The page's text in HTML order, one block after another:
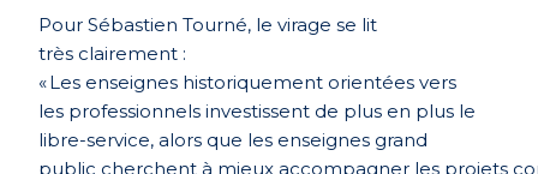
Pour Sébastien Tourné, le virage se lit
très clairement :
« Les enseignes historiquement orientées vers
les professionnels investissent de plus en plus le
libre-service, alors que les enseignes grand
public cherchent à mieux accompagner les projets